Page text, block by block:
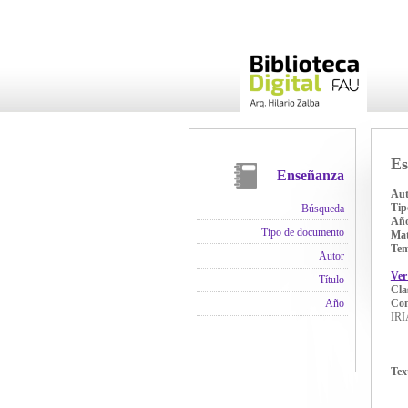
Enseñanza
Búsqueda
Tipo de documento
Autor
Título
Año